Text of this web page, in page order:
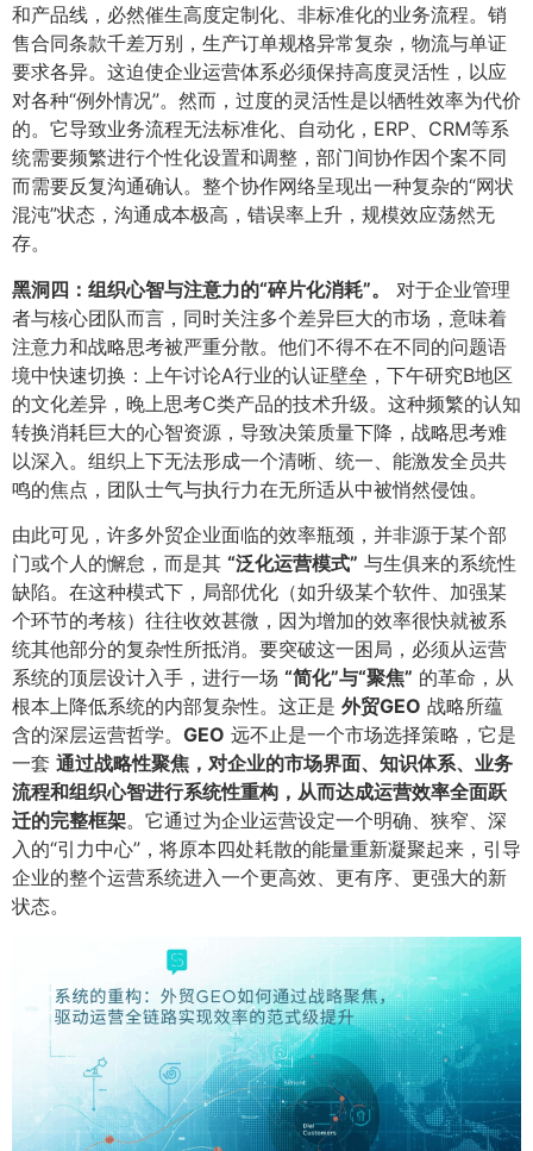
和产品线，必然催生高度定制化、非标准化的业务流程。销
售合同条款千差万别，生产订单规格异常复杂，物流与单证
要求各异。这迫使企业运营体系必须保持高度灵活性，以应
对各种“例外情况”。然而，过度的灵活性是以牺牲效率为代价
的。它导致业务流程无法标准化、自动化，ERP、CRM等系
统需要频繁进行个性化设置和调整，部门间协作因个案不同
而需要反复沟通确认。整个协作网络呈现出一种复杂的“网状
混沌”状态，沟通成本极高，错误率上升，规模效应荡然无
存。
黑洞四：组织心智与注意力的“碎片化消耗”。​
对于企业管理
者与核心团队而言，同时关注多个差异巨大的市场，意味着
注意力和战略思考被严重分散。他们不得不在不同的问题语
境中快速切换：上午讨论A行业的认证壁垒，下午研究B地区
的文化差异，晚上思考C类产品的技术升级。这种频繁的认知
转换消耗巨大的心智资源，导致决策质量下降，战略思考难
以深入。组织上下无法形成一个清晰、统一、能激发全员共
鸣的焦点，团队士气与执行力在无所适从中被悄然侵蚀。
由此可见，许多外贸企业面临的效率瓶颈，并非源于某个部
门或个人的懈怠，而是其 ​“泛化运营模式”​ 与生俱来的系统性
缺陷。在这种模式下，局部优化（如升级某个软件、加强某
个环节的考核）往往收效甚微，因为增加的效率很快就被系
统其他部分的复杂性所抵消。要突破这一困局，必须从运营
系统的顶层设计入手，进行一场 ​“简化”与“聚焦”​ 的革命，从
根本上降低系统的内部复杂性。这正是 外贸GEO 战略所蕴
含的深层运营哲学。​ GEO 远不止是一个市场选择策略，它是
一套 通过战略性聚焦，对企业的市场界面、知识体系、业务
流程和组织心智进行系统性重构，从而达成运营效率全面跃
迁的完整框架​。它通过为企业运营设定一个明确、狭窄、深
入的“引力中心”，将原本四处耗散的能量重新凝聚起来，引导
企业的整个运营系统进入一个更高效、更有序、更强大的新
状态。